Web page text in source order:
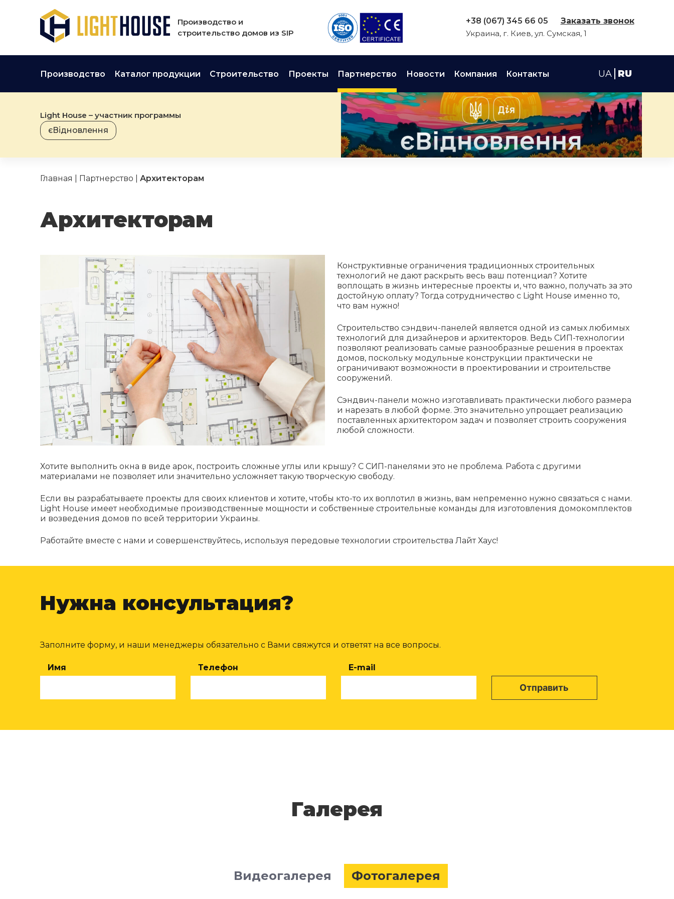
Производство и
строительство домов из SIP
+38 (067) 345 66 05
Заказать звонок
Украина, г. Киев, ул. Сумская, 1
Производство Каталог продукции Строительство Проекты Партнерство Новости Компания Контакты UA RU
Light House – участник программы
єВідновлення
Главная Партнерство Архитекторам
Архитекторам
Конструктивные ограничения традиционных строительных
технологий не дают раскрыть весь ваш потенциал? Хотите
воплощать в жизнь интересные проекты и, что важно, получать за это
достойную оплату? Тогда сотрудничество с Light House именно то,
что вам нужно!
Строительство сэндвич-панелей является одной из самых любимых
технологий для дизайнеров и архитекторов. Ведь СИП-технологии
позволяют реализовать самые разнообразные решения в проектах
домов, поскольку модульные конструкции практически не
ограничивают возможности в проектировании и строительстве
сооружений.
Сэндвич-панели можно изготавливать практически любого размера
и нарезать в любой форме. Это значительно упрощает реализацию
поставленных архитектором задач и позволяет строить сооружения
любой сложности.
Хотите выполнить окна в виде арок, построить сложные углы или крышу? С СИП-панелями это не проблема. Работа с другими
материалами не позволяет или значительно усложняет такую творческую свободу.
Если вы разрабатываете проекты для своих клиентов и хотите, чтобы кто-то их воплотил в жизнь, вам непременно нужно связаться с нами.
Light House имеет необходимые производственные мощности и собственные строительные команды для изготовления домокомплектов
и возведения домов по всей территории Украины.
Работайте вместе с нами и совершенствуйтесь, используя передовые технологии строительства Лайт Хаус!
Нужна консультация?
Заполните форму, и наши менеджеры обязательно с Вами свяжутся и ответят на все вопросы.
Имя Телефон E-mail
Галерея
Видеогалерея Фотогалерея